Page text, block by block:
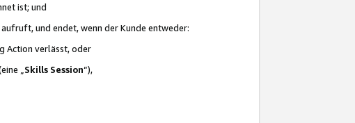
ist; und
und endet, wenn der Kunde entweder:
Action verlässt, oder
„ Skills Session“),